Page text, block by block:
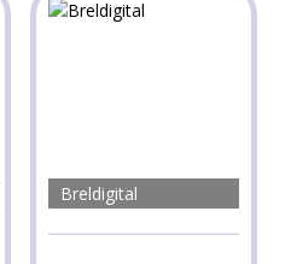
Breldigital